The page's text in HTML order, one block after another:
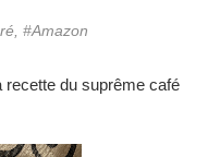
#Amazon
recette du suprême café